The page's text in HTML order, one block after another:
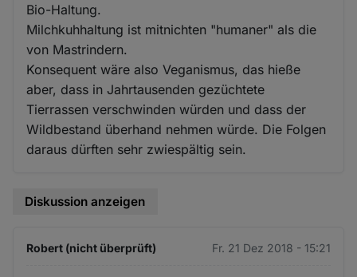
Bio-Haltung.
Milchkuhhaltung ist mitnichten "humaner" als die
von Mastrindern.
Konsequent wäre also Veganismus, das hieße
aber, dass in Jahrtausenden gezüchtete
Tierrassen verschwinden würden und dass der
Wildbestand überhand nehmen würde. Die Folgen
daraus dürften sehr zwiespältig sein.
Diskussion anzeigen
Robert (nicht überprüft) Fr. 21 Dez 2018 - 15:21